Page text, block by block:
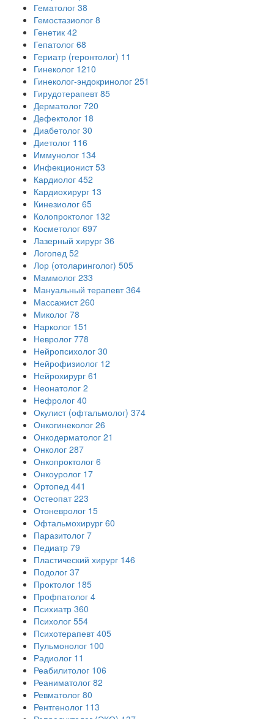
Гематолог 38
Гемостазиолог 8
Генетик 42
Гепатолог 68
Гериатр (геронтолог) 11
Гинеколог 1210
Гинеколог-эндокринолог 251
Гирудотерапевт 85
Дерматолог 720
Дефектолог 18
Диабетолог 30
Диетолог 116
Иммунолог 134
Инфекционист 53
Кардиолог 452
Кардиохирург 13
Кинезиолог 65
Колопроктолог 132
Косметолог 697
Лазерный хирург 36
Логопед 52
Лор (отоларинголог) 505
Маммолог 233
Мануальный терапевт 364
Массажист 260
Миколог 78
Нарколог 151
Невролог 778
Нейропсихолог 30
Нейрофизиолог 12
Нейрохирург 61
Неонатолог 2
Нефролог 40
Окулист (офтальмолог) 374
Онкогинеколог 26
Онкодерматолог 21
Онколог 287
Онкопроктолог 6
Онкоуролог 17
Ортопед 441
Остеопат 223
Отоневролог 15
Офтальмохирург 60
Паразитолог 7
Педиатр 79
Пластический хирург 146
Подолог 37
Проктолог 185
Профпатолог 4
Психиатр 360
Психолог 554
Психотерапевт 405
Пульмонолог 100
Радиолог 11
Реабилитолог 106
Реаниматолог 82
Ревматолог 80
Рентгенолог 113